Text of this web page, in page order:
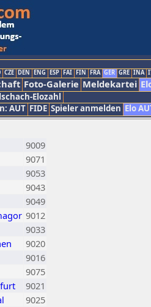
CZE DEN ENG ESP FAI FIN FRA GER GRE INA
Foto-Galerie Meldekartei
Elozahl
AUT FIDE Spieler anmelden Elo
9009
9071
9053
9043
9049
9012
9033
9020
9016
9075
9021
9025